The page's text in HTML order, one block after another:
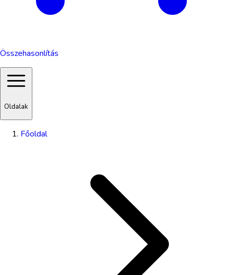
Összehasonlítás
Oldalak
Főoldal